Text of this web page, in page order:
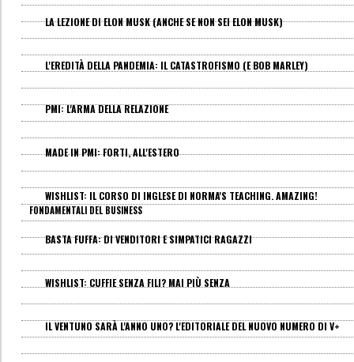
LA LEZIONE DI ELON MUSK (ANCHE SE NON SEI ELON MUSK)
L'EREDITÀ DELLA PANDEMIA: IL CATASTROFISMO (E BOB MARLEY)
PMI: L'ARMA DELLA RELAZIONE
MADE IN PMI: FORTI, ALL'ESTERO
WISHLIST: IL CORSO DI INGLESE DI NORMA'S TEACHING. AMAZING!
FONDAMENTALI DEL BUSINESS
BASTA FUFFA: DI VENDITORI E SIMPATICI RAGAZZI
WISHLIST: CUFFIE SENZA FILI? MAI PIÙ SENZA
IL VENTUNO SARÀ L'ANNO UNO? L'EDITORIALE DEL NUOVO NUMERO DI V+